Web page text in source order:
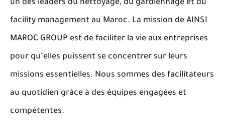
un des leaders du nettoyage, du gardiennage et du
facility management au Maroc. La mission de AINSI
MAROC GROUP est de faciliter la vie aux entreprises
pour qu’elles puissent se concentrer sur leurs
missions essentielles. Nous sommes des facilitateurs
au quotidien grâce à des équipes engagées et
compétentes.